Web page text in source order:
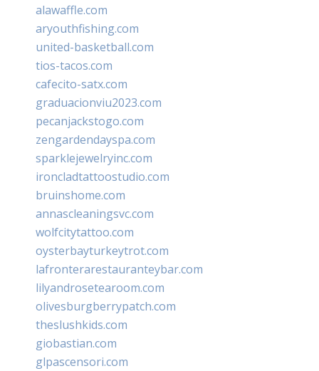
alawaffle.com
aryouthfishing.com
united-basketball.com
tios-tacos.com
cafecito-satx.com
graduacionviu2023.com
pecanjackstogo.com
zengardendayspa.com
sparklejewelryinc.com
ironcladtattoostudio.com
bruinshome.com
annascleaningsvc.com
wolfcitytattoo.com
oysterbayturkeytrot.com
lafronterarestauranteybar.com
lilyandrosetearoom.com
olivesburgberrypatch.com
theslushkids.com
giobastian.com
glpascensori.com